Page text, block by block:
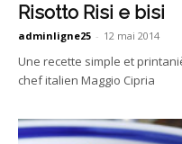
Risotto Risi e bisi
adminligne25 - 12 mai 2014
Une recette simple et
chef italien Maggio Cipria